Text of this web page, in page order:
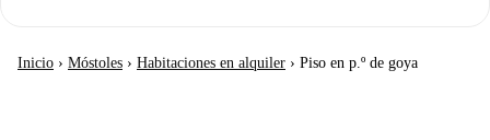
Inicio › Móstoles › Habitaciones en alquiler › Piso en p.º de goya